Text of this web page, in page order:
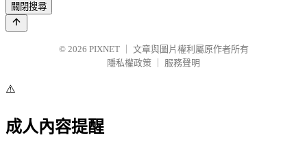
關閉搜尋
© 2026 PIXNET
文章與圖片權利屬原作者所有
隱私權政策
服務聲明
⚠️
成人內容提醒